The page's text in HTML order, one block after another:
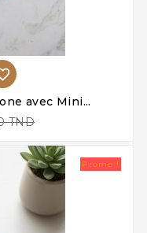
avec Mini...
TND
Promo !